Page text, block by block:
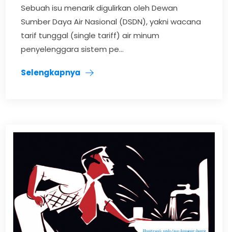
Sebuah isu menarik digulirkan oleh Dewan
Sumber Daya Air Nasional (DSDN), yakni wacana
tarif tunggal (single tariff) air minum
penyelenggara sistem pe...
Selengkapnya